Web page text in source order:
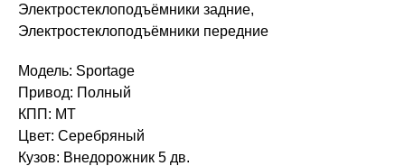
Электростеклоподъёмники задние,
Электростеклоподъёмники передние
Модель: Sportage
Привод: Полный
КПП: MT
Цвет: Серебряный
Кузов: Внедорожник 5 дв.